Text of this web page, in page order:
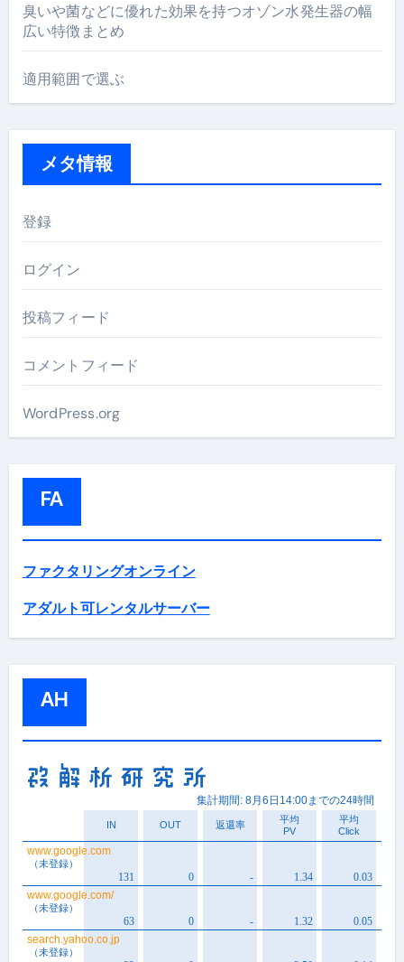
臭いや菌などに優れた効果を持つオゾン水発生器の幅
広い特徴まとめ
適用範囲で選ぶ
メタ情報
登録
ログイン
投稿フィード
コメントフィード
WordPress.org
FA
ファクタリングオンライン
アダルト可レンタルサーバー
AH